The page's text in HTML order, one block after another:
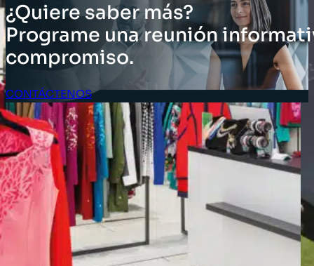
¿Quiere saber más?
Programe una reunión
compromiso.
CONTÁCTENOS
Acceso Clientes
SOLUCIONES
Soluciones de inventario
Soluciones empresariales
Soluciones para la cadena de suministro
Etiquetado de activos
Soluciones para el sector minorista